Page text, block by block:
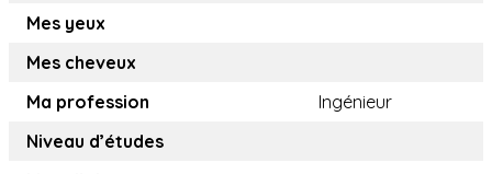
Mes yeux
Mes cheveux
Ma profession
Ingénieur
Niveau d’études